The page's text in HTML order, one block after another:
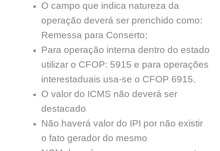
O campo que indica natureza da
operação deverá ser prenchido como:
Remessa para Conserto;
Para operação interna dentro do estado
utilizar o CFOP: 5915 e para operações
interestaduais usa-se o CFOP 6915.
O valor do ICMS não deverá ser
destacado
Não haverá valor do IPI por não existir
o fato gerador do mesmo